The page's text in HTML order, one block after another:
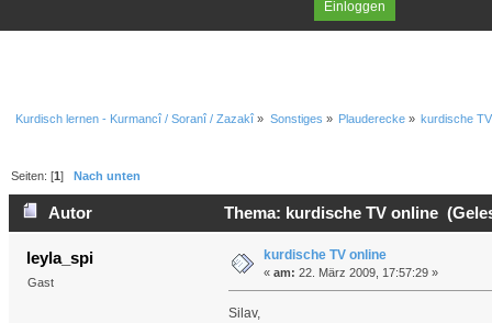
Kurdisch lernen - Kurmancî / Soranî / Zazakî » Sonstiges » Plauderecke» kurdische
Seiten: [1]Nach unten
Autor Thema: kurdische TV online
leyla_spi
Gast
kurdische TV online
« am: 22. März 2009, 17:57:29 »
Silav,